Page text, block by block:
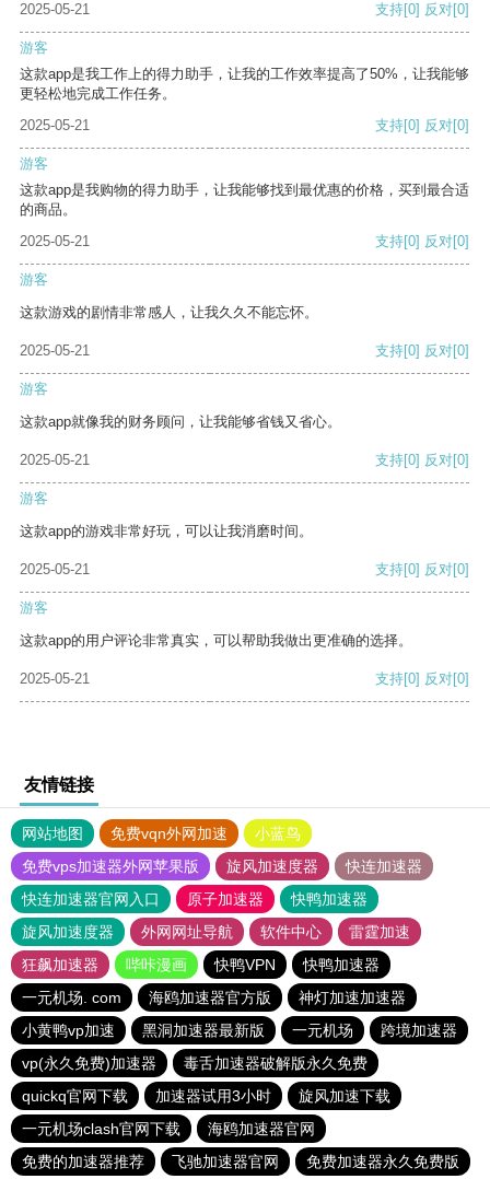
2025-05-21 支持[0] 反对[0]
游客
这款app是我工作上的得力助手，让我的工作效率提高了50%，让我能够
更轻松地完成工作任务。
2025-05-21
支持[0] 反对[0]
游客
这款app是我购物的得力助手，让我能够找到最优惠的价格，买到最合适
的商品。
2025-05-21
支持[0] 反对[0]
游客
这款游戏的剧情非常感人，让我久久不能忘怀。
2025-05-21 支持[0] 反对[0]
游客
这款app就像我的财务顾问，让我能够省钱又省心。
2025-05-21 支持[0] 反对[0]
游客
这款app的游戏非常好玩，可以让我消磨时间。
2025-05-21 支持[0] 反对[0]
游客
这款app的用户评论非常真实，可以帮助我做出更准确的选择。
2025-05-21 支持[0] 反对[0]
友情链接
网站地图 免费vqn外网加速
小蓝鸟
免费vps加速器外网苹果版
旋风加速度器
快连加速器
快连加速器官网入口
原子加速器
快鸭加速器
旋风加速度器
外网网址导航 软件中心
雷霆加速
狂飙加速器
哔咔漫画 快鸭VPN
快鸭加速器
一元机场. com
海鸥加速器官方版
神灯加速加速器
小黄鸭vp加速
黑洞加速器最新版 一元机场
跨境加速器
vp(永久免费)加速器
毒舌加速器破解版永久免费
quickq官网下载
加速器试用3小时
旋风加速下载
一元机场clash官网下载
海鸥加速器官网
免费的加速器推荐
飞驰加速器官网 免费加速器永久免费版